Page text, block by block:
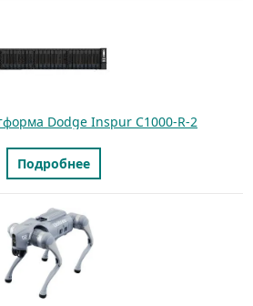
Dodge Inspur C1000-R-2
Подробнее